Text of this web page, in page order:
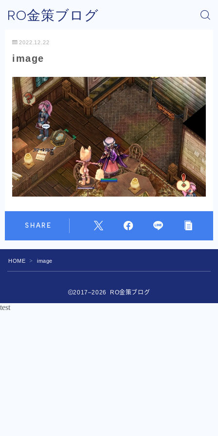
RO金策ブログ
2022.12.22
image
SHARE
HOME ＞ image
2017–2026 RO金策ブログ
test